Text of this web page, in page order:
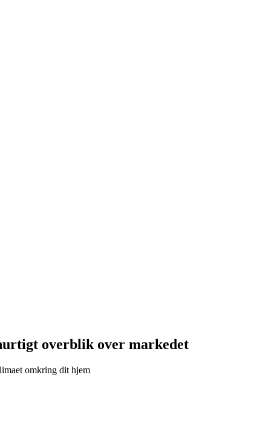
overblik over markedet
omkring dit hjem